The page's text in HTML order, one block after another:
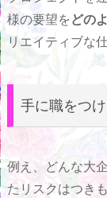
様の要望を どの
リエイティブな
手に職をつ
例え、どんな大
たリスクはつきも